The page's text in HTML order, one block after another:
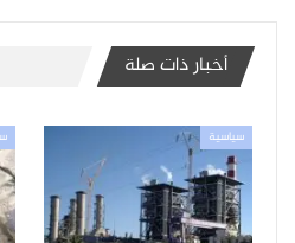
أخبار ذات صلة
سياسية